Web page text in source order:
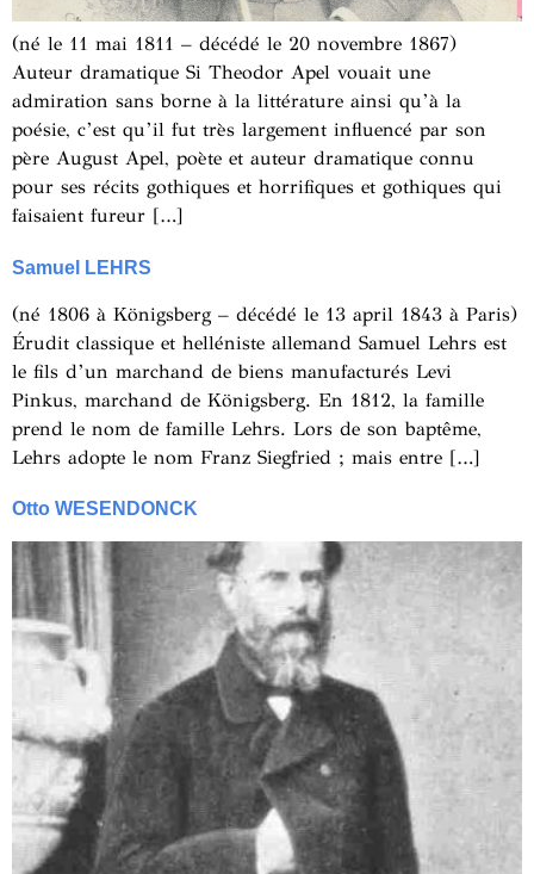
(né le 11 mai 1811 – décédé le 20 novembre 1867)
Auteur dramatique Si Theodor Apel vouait une
admiration sans borne à la littérature ainsi qu’à la
poésie, c’est qu’il fut très largement influencé par son
père August Apel, poète et auteur dramatique connu
pour ses récits gothiques et horrifiques et gothiques qui
faisaient fureur […]
Samuel LEHRS
(né 1806 à Königsberg – décédé le 13 april 1843 à Paris)
Érudit classique et helléniste allemand Samuel Lehrs est
le fils d’un marchand de biens manufacturés Levi
Pinkus, marchand de Königsberg. En 1812, la famille
prend le nom de famille Lehrs. Lors de son baptême,
Lehrs adopte le nom Franz Siegfried ; mais entre […]
Otto WESENDONCK